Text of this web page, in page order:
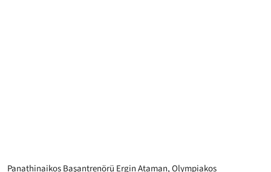
Panathinaikos Başantrenörü Ergin Ataman, Olympiakos